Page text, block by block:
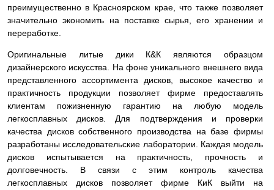
преимущественно в Красноярском крае, что также позволяет
значительно экономить на поставке сырья, его хранении и
переработке.
Оригинальные литые дики К&К являются образцом
дизайнерского искусства. На фоне уникального внешнего вида
представленного ассортимента дисков, высокое качество и
практичность продукции позволяет фирме предоставлять
клиентам пожизненную гарантию на любую модель
легкосплавных дисков. Для подтверждения и проверки
качества дисков собственного производства на базе фирмы
разработаны исследовательские лаборатории. Каждая модель
дисков испытывается на практичность, прочность и
долговечность. В связи с этим контроль качества
легкосплавных дисков позволяет фирме КиК выйти на